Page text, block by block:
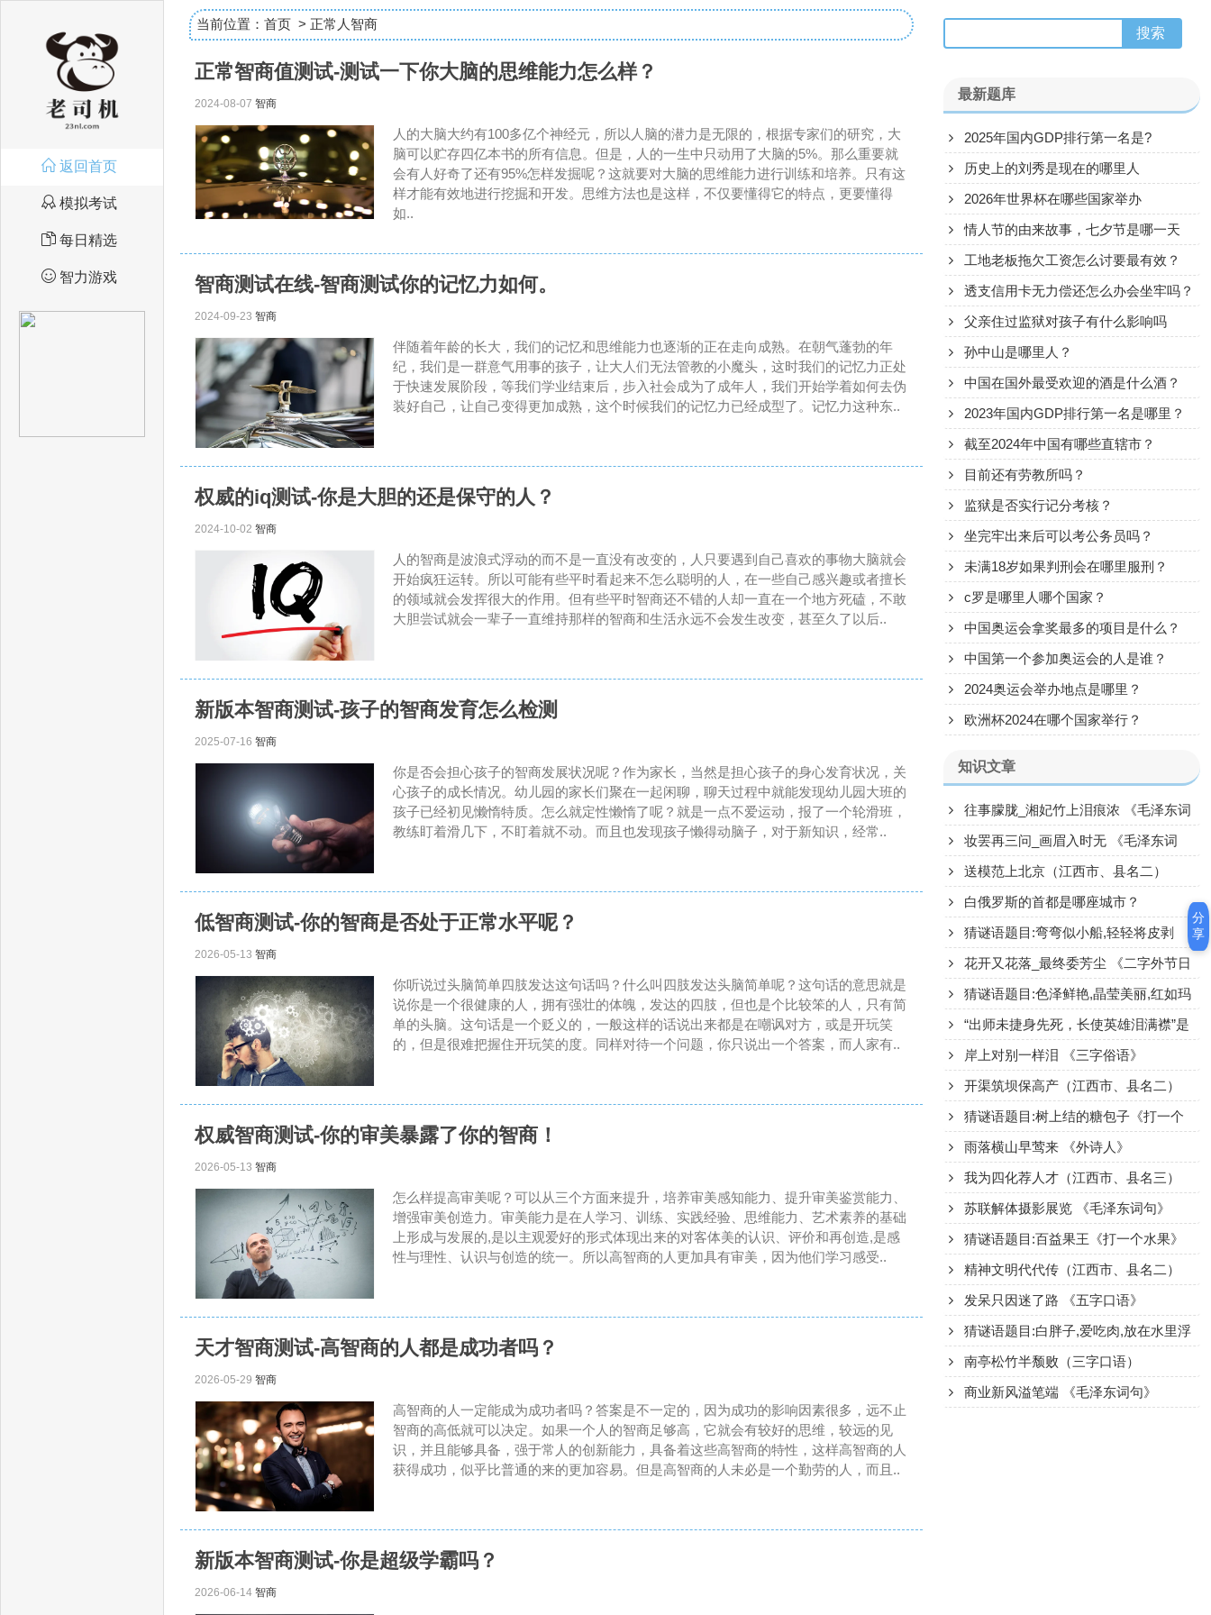
返回首页
模拟考试
每日精选
智力游戏
当前位置： 首页 > 正常人智商
正常智商值测试-测试一下你大脑的思维能力怎么样？
2024-08-07 智商
人的大脑大约有100多亿个神经元，所以人脑的潜力是无限的，根据专家们的研究，大
脑可以贮存四亿本书的所有信息。但是，人的一生中只动用了大脑的5%。那么重要就
会有人好奇了还有95%怎样发掘呢？这就要对大脑的思维能力进行训练和培养。只有这
样才能有效地进行挖掘和开发。思维方法也是这样，不仅要懂得它的特点，更要懂得
如..
智商测试在线-智商测试你的记忆力如何。
2024-09-23 智商
伴随着年龄的长大，我们的记忆和思维能力也逐渐的正在走向成熟。在朝气蓬勃的年
纪，我们是一群意气用事的孩子，让大人们无法管教的小魔头，这时我们的记忆力正处
于快速发展阶段，等我们学业结束后，步入社会成为了成年人，我们开始学着如何去伪
装好自己，让自己变得更加成熟，这个时候我们的记忆力已经成型了。记忆力这种东..
权威的iq测试-你是大胆的还是保守的人？
2024-10-02 智商
人的智商是波浪式浮动的而不是一直没有改变的，人只要遇到自己喜欢的事物大脑就会
开始疯狂运转。所以可能有些平时看起来不怎么聪明的人，在一些自己感兴趣或者擅长
的领域就会发挥很大的作用。但有些平时智商还不错的人却一直在一个地方死磕，不敢
大胆尝试就会一辈子一直维持那样的智商和生活永远不会发生改变，甚至久了以后..
新版本智商测试-孩子的智商发育怎么检测
2025-07-16 智商
你是否会担心孩子的智商发展状况呢？作为家长，当然是担心孩子的身心发育状况，关
心孩子的成长情况。幼儿园的家长们聚在一起闲聊，聊天过程中就能发现幼儿园大班的
孩子已经初见懒惰特质。怎么就定性懒惰了呢？就是一点不爱运动，报了一个轮滑班，
教练盯着滑几下，不盯着就不动。而且也发现孩子懒得动脑子，对于新知识，经常..
低智商测试-你的智商是否处于正常水平呢？
2026-05-13 智商
你听说过头脑简单四肢发达这句话吗？什么叫四肢发达头脑简单呢？这句话的意思就是
说你是一个很健康的人，拥有强壮的体魄，发达的四肢，但也是个比较笨的人，只有简
单的头脑。这句话是一个贬义的，一般这样的话说出来都是在嘲讽对方，或是开玩笑
的，但是很难把握住开玩笑的度。同样对待一个问题，你只说出一个答案，而人家有..
权威智商测试-你的审美暴露了你的智商！
2026-05-13 智商
怎么样提高审美呢？可以从三个方面来提升，培养审美感知能力、提升审美鉴赏能力、
增强审美创造力。审美能力是在人学习、训练、实践经验、思维能力、艺术素养的基础
上形成与发展的,是以主观爱好的形式体现出来的对客体美的认识、评价和再创造,是感
性与理性、认识与创造的统一。所以高智商的人更加具有审美，因为他们学习感受..
天才智商测试-高智商的人都是成功者吗？
2026-05-29 智商
高智商的人一定能成为成功者吗？答案是不一定的，因为成功的影响因素很多，远不止
智商的高低就可以决定。如果一个人的智商足够高，它就会有较好的思维，较远的见
识，并且能够具备，强于常人的创新能力，具备着这些高智商的特性，这样高智商的人
获得成功，似乎比普通的来的更加容易。但是高智商的人未必是一个勤劳的人，而且..
新版本智商测试-你是超级学霸吗？
2026-06-14 智商
最新题库
2025年国内GDP排行第一名是?
历史上的刘秀是现在的哪里人
2026年世界杯在哪些国家举办
情人节的由来故事，七夕节是哪一天
工地老板拖欠工资怎么讨要最有效？
透支信用卡无力偿还怎么办会坐牢吗？
父亲住过监狱对孩子有什么影响吗
孙中山是哪里人？
中国在国外最受欢迎的酒是什么酒？
2023年国内GDP排行第一名是哪里？
截至2024年中国有哪些直辖市？
目前还有劳教所吗？
监狱是否实行记分考核？
坐完牢出来后可以考公务员吗？
未满18岁如果判刑会在哪里服刑？
c罗是哪里人哪个国家？
中国奥运会拿奖最多的项目是什么？
中国第一个参加奥运会的人是谁？
2024奥运会举办地点是哪里？
欧洲杯2024在哪个国家举行？
知识文章
往事朦胧_湘妃竹上泪痕浓 《毛泽东词
句》妆罢再三问_画眉入时无 《毛泽东词
目》送模范上北京（江西市、县名二）
白俄罗斯的首都是哪座城市？
猜谜语题目:弯弯似小船,轻轻将皮剥
《打一个水果》
花开又花落_最终委芳尘 《二字外节日
名》猜谜语题目:色泽鲜艳,晶莹美丽,红如玛
瑙,黄如凝脂《打一个水果》
“出师未捷身先死，长使英雄泪满襟”是
出自杜甫哪部作品中的名句？
岸上对别一样泪 《三字俗语》
开渠筑坝保高产（江西市、县名二）
猜谜语题目:树上结的糖包子《打一个
水果》
雨落横山早莺来 《外诗人》
我为四化荐人才（江西市、县名三）
苏联解体摄影展览 《毛泽东词句》
猜谜语题目:百益果王《打一个水果》
精神文明代代传（江西市、县名二）
发呆只因迷了路 《五字口语》
猜谜语题目:白胖子,爱吃肉,放在水里浮
起来《打一个食品》
南亭松竹半颓败（三字口语）
商业新风溢笔端 《毛泽东词句》
分
享